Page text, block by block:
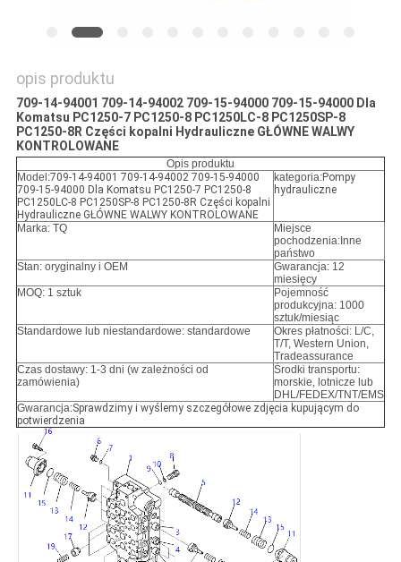
opis produktu
709-14-94001 709-14-94002 709-15-94000 709-15-94000 Dla
Komatsu PC1250-7 PC1250-8 PC1250LC-8 PC1250SP-8
PC1250-8R Części kopalni Hydrauliczne GŁÓWNE WALWY
KONTROLOWANE
Opis produktu
Model:709-14-94001 709-14-94002 709-15-94000
709-15-94000 Dla Komatsu PC1250-7 PC1250-8
PC1250LC-8 PC1250SP-8 PC1250-8R Części kopalni
Hydrauliczne GŁÓWNE WALWY KONTROLOWANE
kategoria:Pompy
hydrauliczne
Marka: TQ
Miejsce
pochodzenia:Inne
państwo
Stan: oryginalny i OEM
Gwarancja: 12
miesięcy
MOQ: 1 sztuk
Pojemność
produkcyjna: 1000
sztuk/miesiąc
Standardowe lub niestandardowe: standardowe
Okres płatności: L/C,
T/T, Western Union,
Tradeassurance
Czas dostawy: 1-3 dni (w zależności od
zamówienia)
Środki transportu:
morskie, lotnicze lub
DHL/FEDEX/TNT/EMS
Gwarancja:Sprawdzimy i wyślemy szczegółowe zdjęcia kupującym do
potwierdzenia